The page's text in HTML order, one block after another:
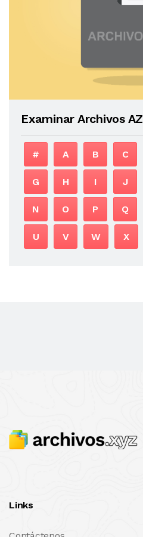
Examinar Archivos AZ
# A B C
G H I J
N O P Q
U V W X
Links